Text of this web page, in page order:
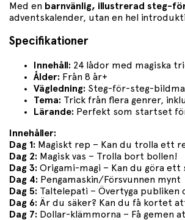
Med en barnvänlig, illustrerad steg-
adventskalender, utan en hel
Specifikationer
Innehåll: 24 lådor med magiska
Ålder: Från 8 år+
Vägledning: Steg-för-steg-
Tema: Trick från flera genrer,
Lärande: Perfekt som startset
Innehåller:
Dag 1: Magiskt rep – Kan du trolla ett
Dag 2: Magisk vas – Trolla bort bollen!
Dag 3: Origami-magi – Kan du göra
Dag 4: Pengamaskin/Försvunnen mynt
Dag 5: Taltelepati – Övertyga publiken
Dag 6: Är du säker? Kan du få kortet
Dag 7: Dollar-klämmorna – Få gemen